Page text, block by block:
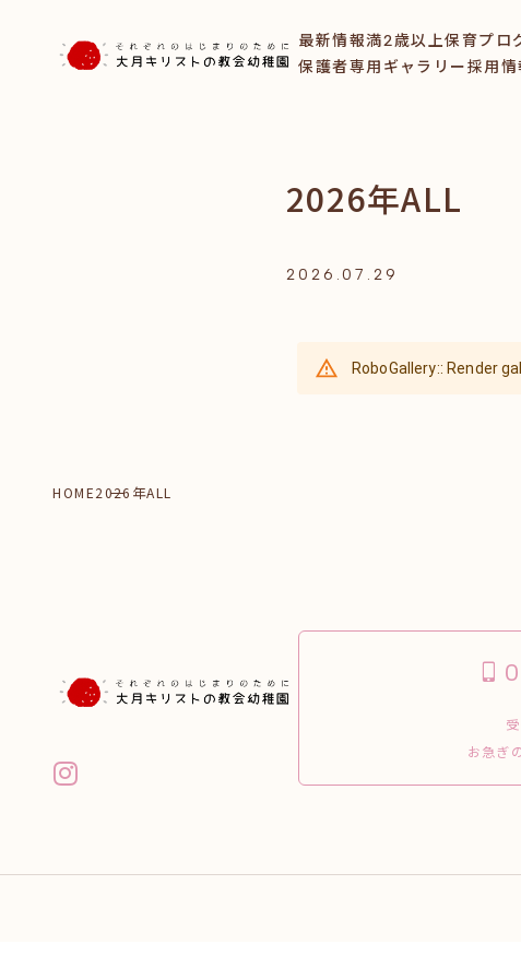
最新情報満2歳以上保育プロ
保護者専用ギャラリー採用情
2026年ALL
2026.07.29
HOME2026年ALL
お急ぎ